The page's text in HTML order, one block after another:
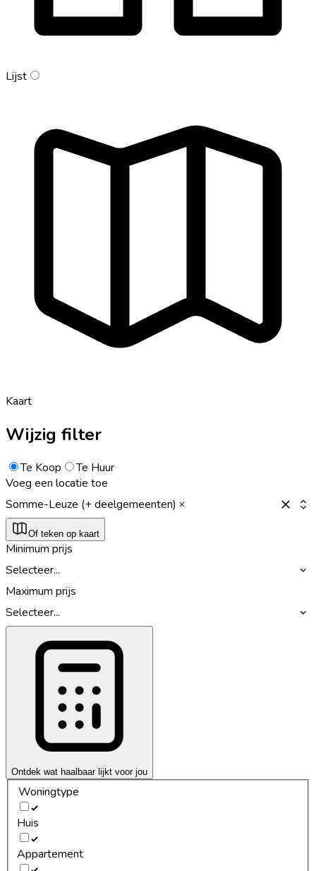
Lijst
Kaart
Wijzig filter
Te Koop
Te Huur
Voeg een locatie toe
Somme-Leuze (+ deelgemeenten)
Of teken op kaart
Minimum prijs
Selecteer...
Maximum prijs
Selecteer...
Ontdek wat haalbaar lijkt voor jou
Woningtype
Huis
Appartement